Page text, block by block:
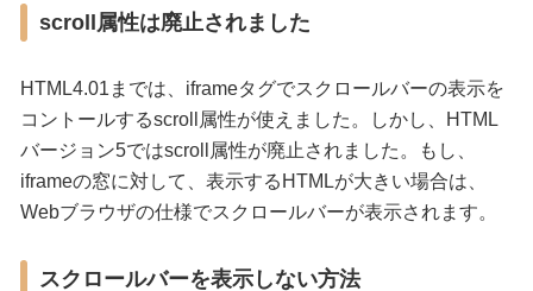
scroll属性は廃止されました
HTML4.01までは、iframeタグでスクロールバーの表示を
コントールするscroll属性が使えました。しかし、HTML
バージョン5ではscroll属性が廃止されました。もし、
iframeの窓に対して、表示するHTMLが大きい場合は、
Webブラウザの仕様でスクロールバーが表示されます。
スクロールバーを表示しない方法